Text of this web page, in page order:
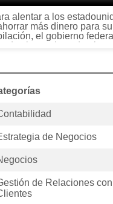
alentar a los
más dinero para su
el gobierno
ciertos tipos de
de Negocios
de Relaciones con